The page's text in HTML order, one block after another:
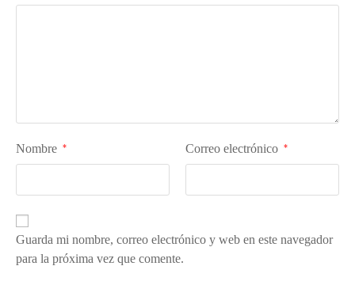
Nombre * Correo electrónico *
Guarda mi nombre, correo electrónico y web en este navegador
para la próxima vez que comente.